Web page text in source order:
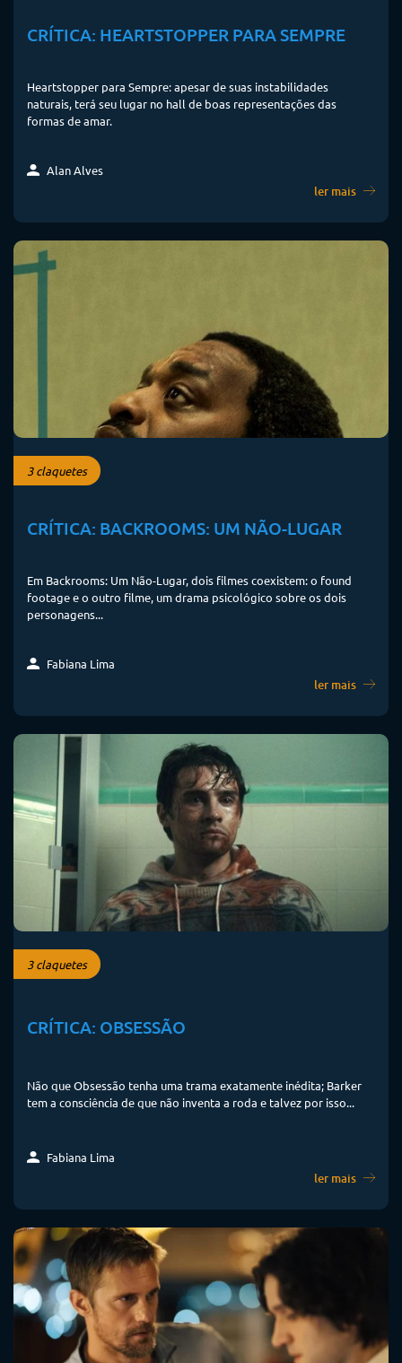
CRÍTICA: HEARTSTOPPER PARA SEMPRE
Heartstopper para Sempre: apesar de suas instabilidades
naturais, terá seu lugar no hall de boas representações das
formas de amar.
Alan Alves
ler mais
3 claquetes
CRÍTICA: BACKROOMS: UM NÃO-LUGAR
Em Backrooms: Um Não-Lugar, dois filmes coexistem: o found
footage e o outro filme, um drama psicológico sobre os dois
personagens...
Fabiana Lima
ler mais
3 claquetes
CRÍTICA: OBSESSÃO
Não que Obsessão tenha uma trama exatamente inédita; Barker
tem a consciência de que não inventa a roda e talvez por isso...
Fabiana Lima
ler mais